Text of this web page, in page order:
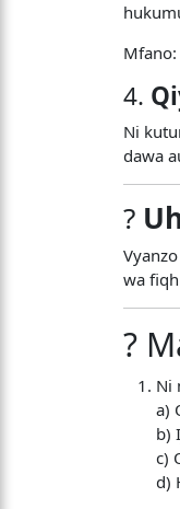
4.
Ni
dawa
?
wa
?
Ni
a)
b)
c)
d)